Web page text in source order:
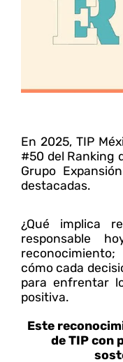
En 2025, TIP
#50 del Ranking
Grupo
destacadas.
¿Qué implica
responsable
cómo cada
para enfrentar
positiva.
Este
de TIP con